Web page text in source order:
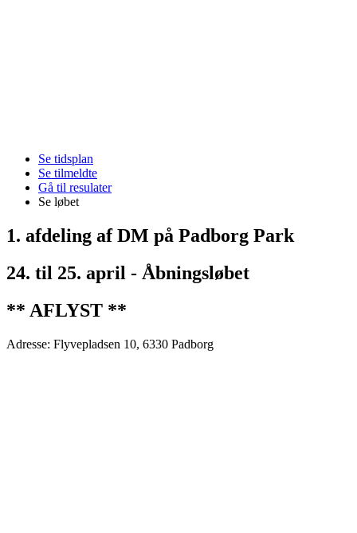
Se tidsplan
Se tilmeldte
Gå til resulater
Se løbet
1. afdeling af DM på Padborg Park
24. til 25. april - Åbningsløbet
** AFLYST **
Adresse: Flyvepladsen 10, 6330 Padborg